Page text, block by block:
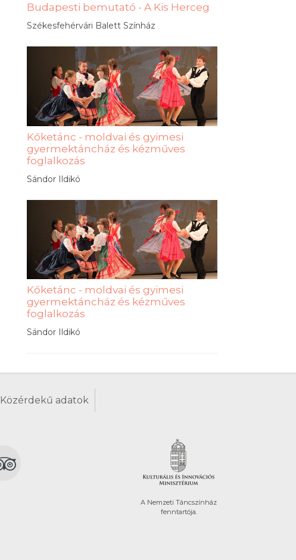
Budapesti bemutató - A Kis Herceg
Székesfehérvári Balett Színház
Kőketánc - moldvai és gyimesi
gyermektáncház és kézműves
foglalkozás
Sándor Ildikó
Kőketánc - moldvai és gyimesi
gyermektáncház és kézműves
foglalkozás
Sándor Ildikó
Közérdekű adatok
A Nemzeti Táncszínház
fenntartója.